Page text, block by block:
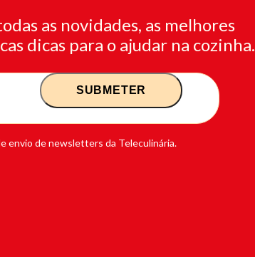
as novidades, as melhores
dicas para o ajudar na cozinha.
envio de newsletters da Teleculinária.